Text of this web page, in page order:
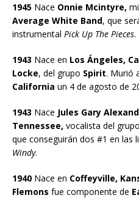
1945 Nace Onnie Mcintyre,
Average White Band, que
instrumental Pick Up The Pieces.
1943 Nace en Los Ángeles,
Locke, del grupo Spirit. Murió
California un 4 de agosto de
1943 Nace Jules Gary
Tennessee, vocalista del
que conseguirán dos #1 en las
Windy.
1940 Nace en Coffeyville,
Flemons fue componente de